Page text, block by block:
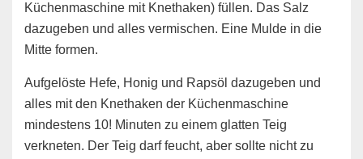
Küchenmaschine mit Knethaken) füllen. Das Salz
dazugeben und alles vermischen. Eine Mulde in die
Mitte formen.
Aufgelöste Hefe, Honig und Rapsöl dazugeben und
alles mit den Knethaken der Küchenmaschine
mindestens 10! Minuten zu einem glatten Teig
verkneten. Der Teig darf feucht, aber sollte nicht zu